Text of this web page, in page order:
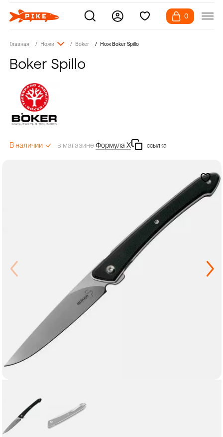
0
Главная Ножи Boker Нож Boker Spillo
Boker Spillo
В наличии в магазинеФормула Х ссылка